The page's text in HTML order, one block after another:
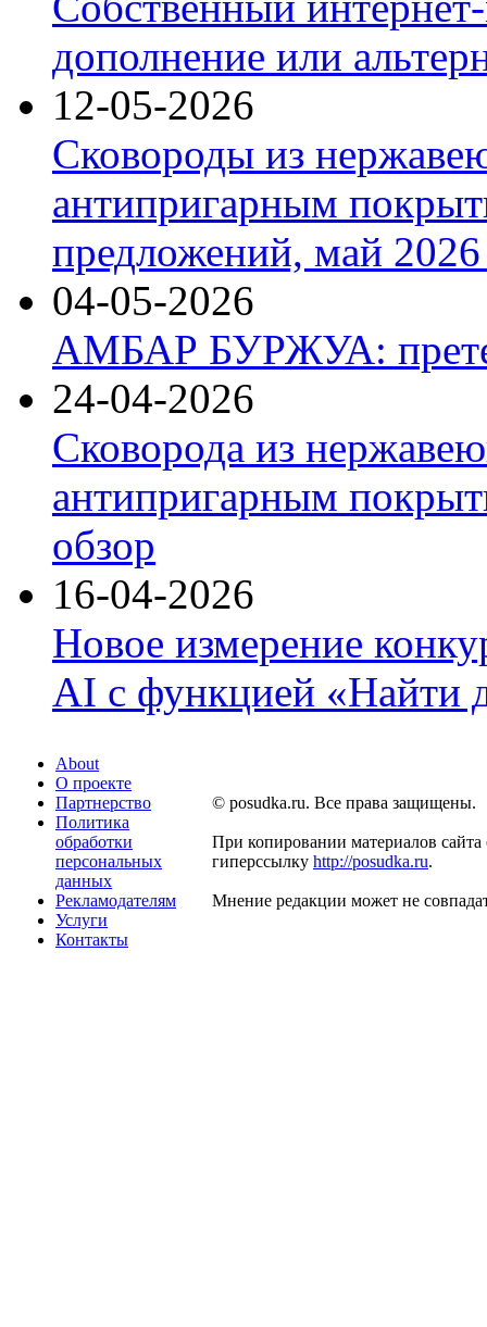
дополнение или
12-05-2026
Сковороды из
антипригарным
предложений, май 2026
04-05-2026
АМБАР БУРЖУА:
24-04-2026
Сковорода из
антипригарным
обзор
16-04-2026
Новое измерение
AI с функцией «Найти
About
О проекте
Партнерство
Политика
обработки
персональных
данных
Рекламодателям
Услуги
Контакты
© posudka.ru. Все права защищены.
При копировании материалов сайта
гиперссылку http://posudka.ru.
Мнение редакции может не